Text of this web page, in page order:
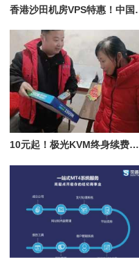
香港沙田机
10元起！极光KVM终身续费，大带宽vps火热促销中